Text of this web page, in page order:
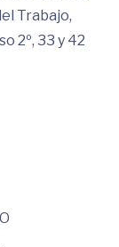
Trabajo,
2º, 33 y 42